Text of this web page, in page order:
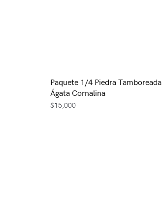
Paquete 1/4 Piedra Tamboreada
Ágata Cornalina
$15,000